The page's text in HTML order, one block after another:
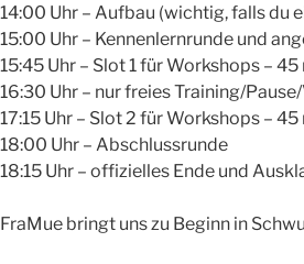
14:00 Uhr – Aufbau (wichtig, falls du
15:00 Uhr – Kennenlernrunde und
15:45 Uhr – Slot 1 für Workshops –
16:30 Uhr – nur freies Training/
17:15 Uhr – Slot 2 für Workshops –
18:00 Uhr – Abschlussrunde
18:15 Uhr – offizielles Ende und
FraMue bringt uns zu Beginn in